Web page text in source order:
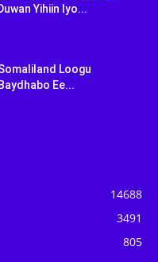
Yihiin Iyo...
Loogu
Ee...
14688
3491
805